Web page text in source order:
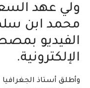
ولي عهد
محمد ابن
الفيديو
الإلكترونية.